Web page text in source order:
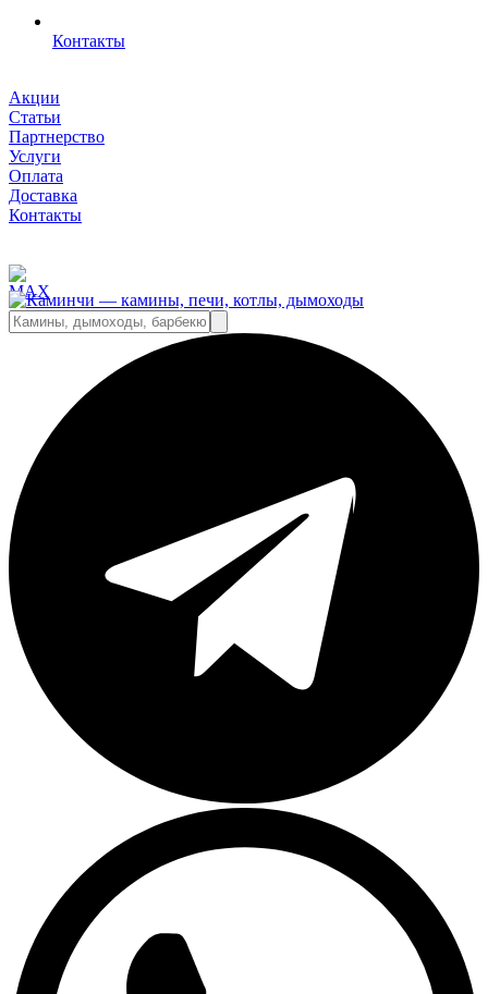
Контакты
Акции
Статьи
Партнерство
Услуги
Оплата
Доставка
Контакты